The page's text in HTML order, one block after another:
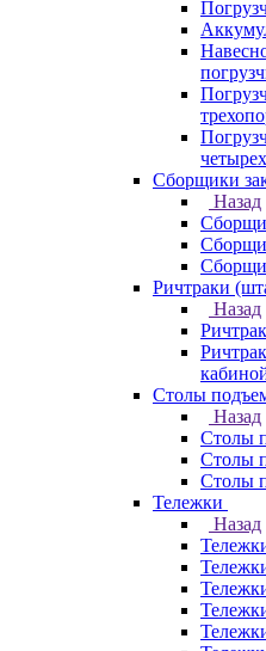
Сборщики
Назад
Ричтраки
Назад
Столы
Назад
Столы
Столы
Столы
Тележки
Назад